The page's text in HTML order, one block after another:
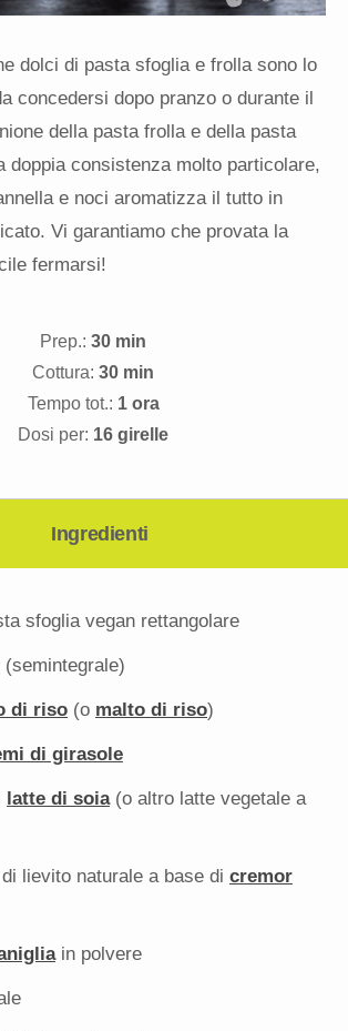
dolci di pasta sfoglia e frolla sono lo
concedersi dopo pranzo o durante il
della pasta frolla e della pasta
doppia consistenza molto particolare,
e noci aromatizza il tutto in
Vi garantiamo che provata la
fermarsi!
Prep.: 30 min
Cottura: 30 min
Tempo tot.: 1 ora
Dosi per: 16 girelle
Ingredienti
sfoglia vegan rettangolare
(semintegrale)
di riso (o malto di riso)
di girasole
latte di soia(o altro latte vegetale a
lievito naturale a base di cremor
in polvere